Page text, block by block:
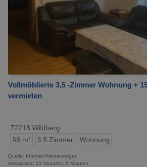
Vollmöblierte 3,5 -Zimmer Wohnung +
vermieten
72218 Wildberg
68 m²
3.5 Zimmer Wohnung
Quelle: Internet-Kleinanzeigen
Aktualisiert: 23 Stunden, 6 Minuten